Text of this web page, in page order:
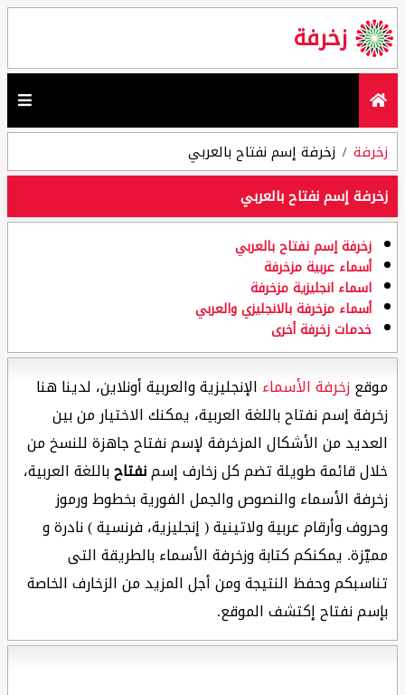
زخرفة
زخرفة
زخرفة إسم نفتاح بالعربي
زخرفة إسم نفتاح بالعربي
زخرفة إسم نفتاح بالعربي
أسماء عربية مزخرفة
اسماء انجليزية مزخرفة
أسماء مزخرفة بالانجليزي والعربي
خدمات زخرفة أخرى
موقعزخرفة الأسماء الإنجليزية والعربية أونلاين، لدينا هنا
زخرفة إسم نفتاح باللغة العربية، يمكنك الاختيار من بين
العديد من الأشكال المزخرفة لإسم نفتاح جاهزة للنسخ من
خلال قائمة طويلة تضم كل زخارف إسمنفتاحباللغة العربية،
زخرفة الأسماء والنصوص والجمل الفورية بخطوط ورموز
وحروف وأرقام عربية ولاتينية ( إنجليزية، فرنسية ) نادرة و
مميّزة. يمكنكم كتابة وزخرفة الأسماء بالطريقة التى
تناسبكم وحفظ النتيجة ومن أجل المزيد من الزخارف الخاصة
بإسم نفتاح إكتشف الموقع.